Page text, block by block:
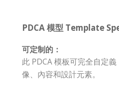
PDCA 模型 Template
可定制的：
此 PDCA 模板可完全自定
像、內容和設計元素。